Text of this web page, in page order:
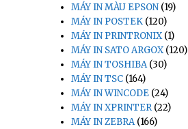
MÁY IN MÀU EPSON (19)
MÁY IN POSTEK (120)
MÁY IN PRINTRONIX(1)
MÁY IN SATO ARGOX(120)
MÁY IN TOSHIBA(30)
MÁY IN TSC (164)
MÁY IN WINCODE (24)
MÁY IN XPRINTER(22)
MÁY IN ZEBRA(166)